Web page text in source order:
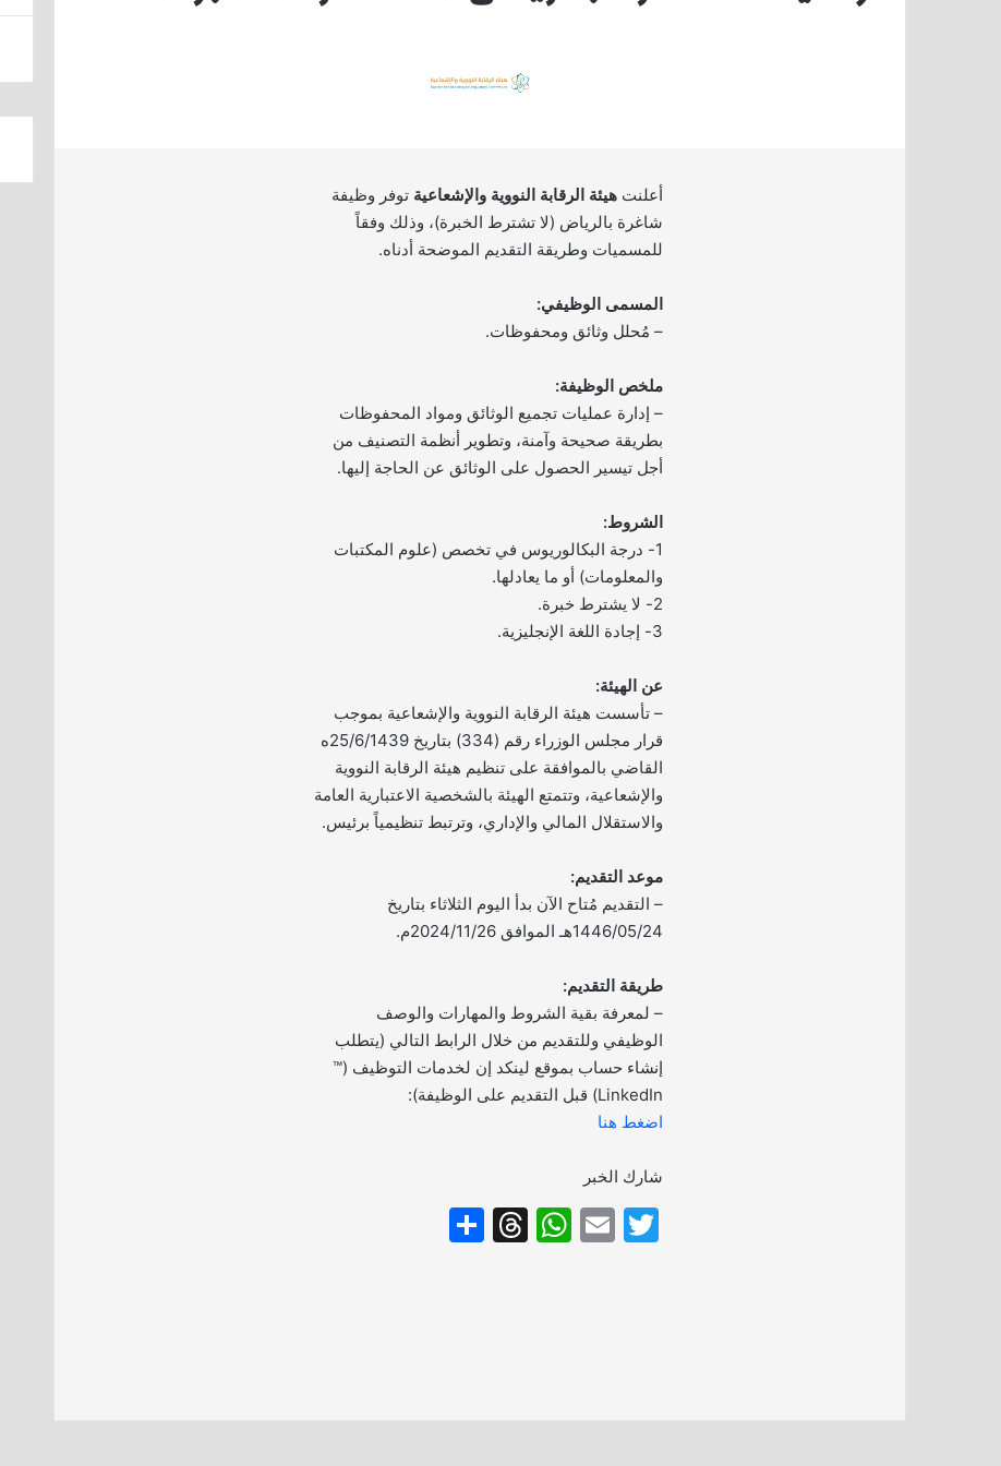
أعلنت هيئة الرقابة النووية والإشعاعية توفر وظيفة
شاغرة بالرياض (لا تشترط الخبرة)، وذلك وفقاً
للمسميات وطريقة التقديم الموضحة أدناه.
المسمى الوظيفي:
– مُحلل وثائق ومحفوظات.
ملخص الوظيفة:
– إدارة عمليات تجميع الوثائق ومواد المحفوظات
بطريقة صحيحة وآمنة، وتطوير أنظمة التصنيف من
أجل تيسير الحصول على الوثائق عن الحاجة إليها.
الشروط:
1- درجة البكالوريوس في تخصص (علوم المكتبات
والمعلومات) أو ما يعادلها.
2- لا يشترط خبرة.
3- إجادة اللغة الإنجليزية.
عن الهيئة:
– تأسست هيئة الرقابة النووية والإشعاعية بموجب
قرار مجلس الوزراء رقم (334) بتاريخ 25/6/1439ه
القاضي بالموافقة على تنظيم هيئة الرقابة النووية
والإشعاعية، وتتمتع الهيئة بالشخصية الاعتبارية العامة
والاستقلال المالي والإداري، وترتبط تنظيمياً برئيس.
موعد التقديم:
– التقديم مُتاح الآن بدأ اليوم الثلاثاء بتاريخ
1446/05/24هـ الموافق 2024/11/26م.
طريقة التقديم:
– لمعرفة بقية الشروط والمهارات والوصف
الوظيفي وللتقديم من خلال الرابط التالي (يتطلب
إنشاء حساب بموقع لينكد إن لخدمات التوظيف (™
LinkedIn) قبل التقديم على الوظيفة):
اضغط هنا
شارك الخبر
T
E
W
T
S